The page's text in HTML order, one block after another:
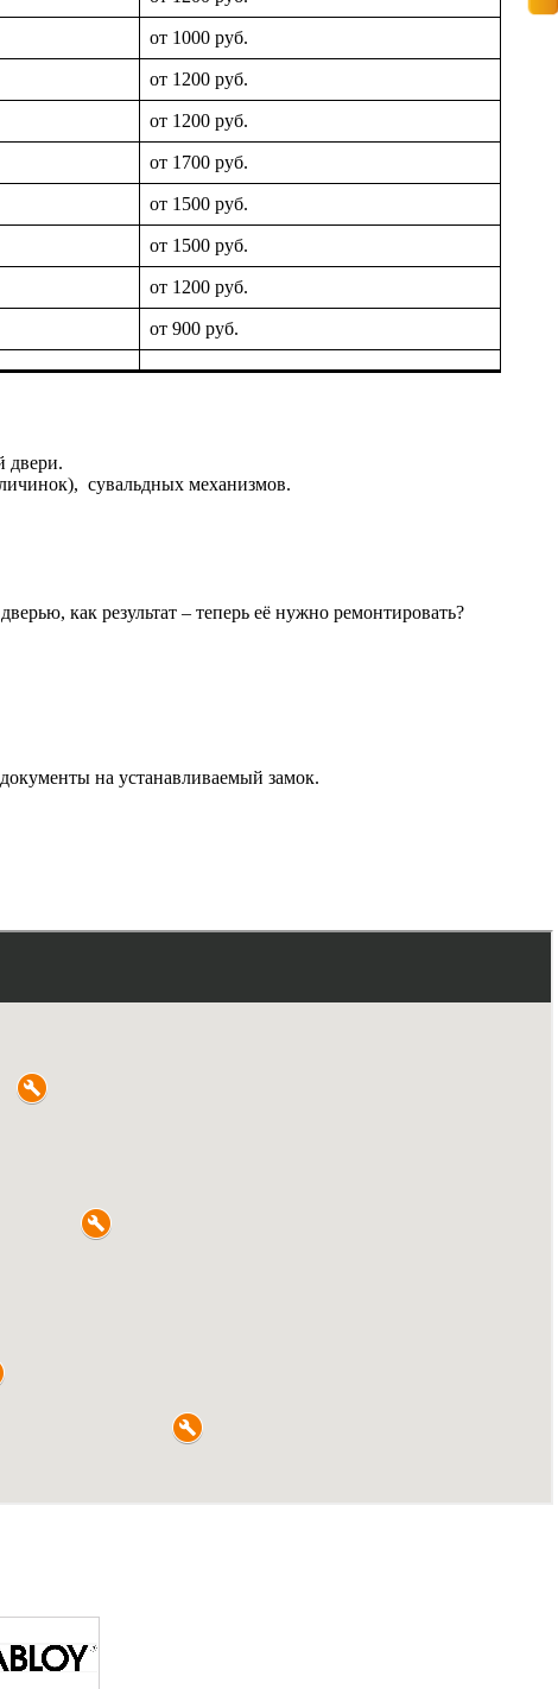
от 1000 руб.
от 1200 руб.
от 1200 руб.
от 1700 руб.
от 1500 руб.
от 1500 руб.
от 1200 руб.
от 900 руб.
двери.
сувальдных механизмов.
как результат – теперь её нужно ремонтировать?
на устанавливаемый замок.